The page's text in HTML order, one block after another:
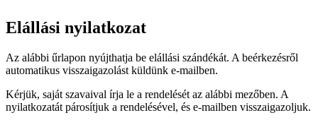
Elállási nyilatkozat
Az alábbi űrlapon nyújthatja be elállási szándékát. A beérkezésről
automatikus visszaigazolást küldünk e-mailben.
Kérjük, saját szavaival írja le a rendelését az alábbi mezőben. A
nyilatkozatát párosítjuk a rendelésével, és e-mailben visszaigazoljuk.